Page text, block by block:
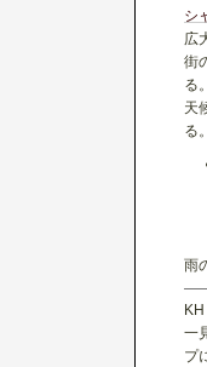
シ
広
街
る
天
る
雨
一
プ